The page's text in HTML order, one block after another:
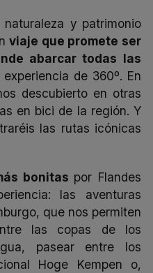
naturaleza y patrimonio
viaje que promete ser
abarcar todas las
de 360º. En
descubierto en otras
en bici de la región. Y
las rutas icónicas
bonitas por Flandes
las aventuras
que nos permiten
las copas de los
pasear entre los
Hoge Kempen o,